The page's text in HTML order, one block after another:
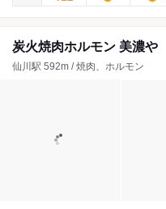
炭火焼肉ホルモン 美濃や
仙川駅 592m / 焼肉、ホルモン